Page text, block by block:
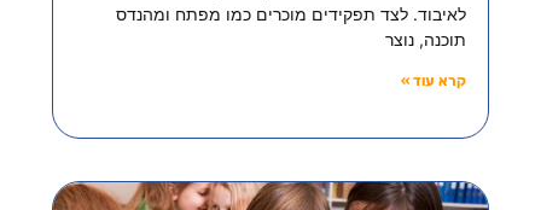
לאיבוד. לצד תפקידים מוכרים כמו מפתח ומהנדס
תוכנה, נוצר
קרא עוד »